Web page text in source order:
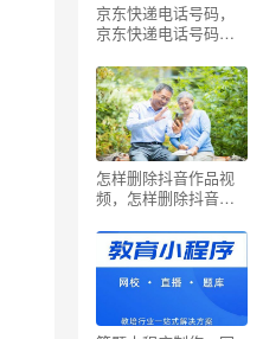
京东快递电话号码，
京东快递电话号码查
怎样删除抖音作品视
频，怎样删除抖音作